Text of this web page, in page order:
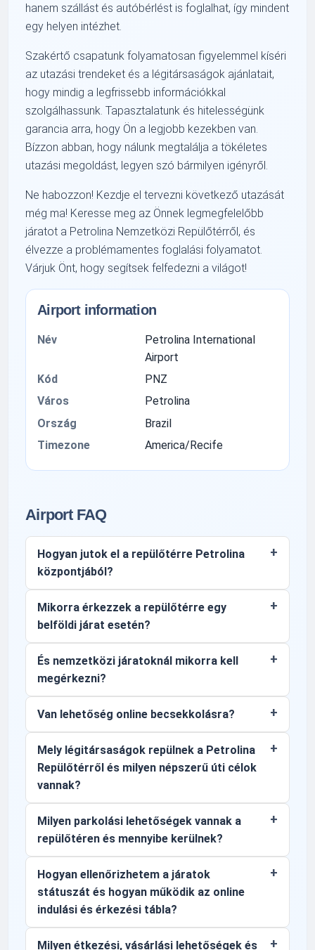
hanem szállást és autóbérlést is foglalhat, így mindent
egy helyen intézhet.
Szakértő csapatunk folyamatosan figyelemmel kíséri
az utazási trendeket és a légitársaságok ajánlatait,
hogy mindig a legfrissebb információkkal
szolgálhassunk. Tapasztalatunk és hitelességünk
garancia arra, hogy Ön a legjobb kezekben van.
Bízzon abban, hogy nálunk megtalálja a tökéletes
utazási megoldást, legyen szó bármilyen igényről.
Ne habozzon! Kezdje el tervezni következő utazását
még ma! Keresse meg az Önnek legmegfelelőbb
járatot a Petrolina Nemzetközi Repülőtérről, és
élvezze a problémamentes foglalási folyamatot.
Várjuk Önt, hogy segítsek felfedezni a világot!
Airport information
Név
Petrolina International
Airport
Kód
PNZ
Város
Petrolina
Ország
Brazil
Timezone
America/Recife
Airport FAQ
Hogyan jutok el a repülőtérre Petrolina
központjából?
Mikorra érkezzek a repülőtérre egy
belföldi járat esetén?
És nemzetközi járatoknál mikorra kell
megérkezni?
Van lehetőség online becsekkolásra?
Mely légitársaságok repülnek a Petrolina
Repülőtérről és milyen népszerű úti célok
vannak?
Milyen parkolási lehetőségek vannak a
repülőtéren és mennyibe kerülnek?
Hogyan ellenőrizhetem a járatok
státuszát és hogyan működik az online
indulási és érkezési tábla?
Milyen étkezési, vásárlási lehetőségek és